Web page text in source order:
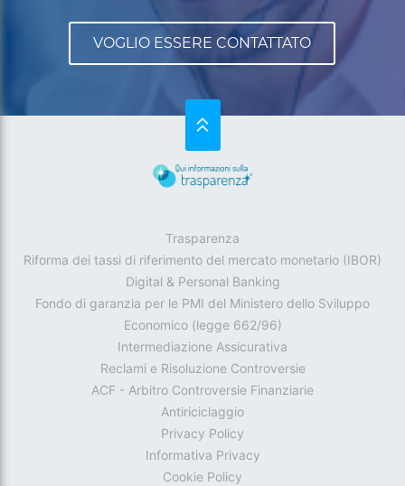
SU
Trasparenza
Riforma dei tassi di riferimento del mercato monetario (IBOR)
Digital & Personal Banking
Fondo di garanzia per le PMI del Ministero dello Sviluppo
Economico (legge 662/96)
Intermediazione Assicurativa
Reclami e Risoluzione Controversie
ACF - Arbitro Controversie Finanziarie
Antiriciclaggio
Privacy Policy
Informativa Privacy
Cookie Policy